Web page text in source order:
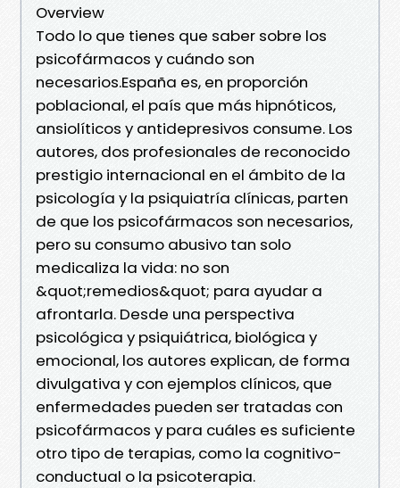
Overview
Todo lo que tienes que saber sobre los
psicofármacos y cuándo son
necesarios.España es, en proporción
poblacional, el país que más hipnóticos,
ansiolíticos y antidepresivos consume. Los
autores, dos profesionales de reconocido
prestigio internacional en el ámbito de la
psicología y la psiquiatría clínicas, parten
de que los psicofármacos son necesarios,
pero su consumo abusivo tan solo
medicaliza la vida: no son
&quot;remedios&quot; para ayudar a
afrontarla. Desde una perspectiva
psicológica y psiquiátrica, biológica y
emocional, los autores explican, de forma
divulgativa y con ejemplos clínicos, que
enfermedades pueden ser tratadas con
psicofármacos y para cuáles es suficiente
otro tipo de terapias, como la cognitivo-
conductual o la psicoterapia.